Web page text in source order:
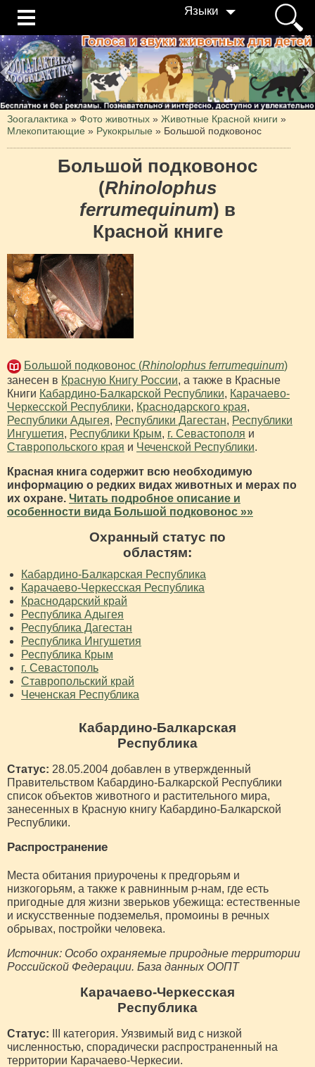
Языки
Зоогалактика » Фото животных » Животные Красной книги »
Млекопитающие » Рукокрылые » Большой подковонос
Большой подковонос
(Rhinolophus
ferrumequinum) в
Красной книге
Большой подковонос (Rhinolophus ferrumequinum)
занесен в Красную Книгу России, а также в Красные
Книги Кабардино-Балкарской Республики, Карачаево-
Черкесской Республики, Краснодарского края,
Республики Адыгея, Республики Дагестан, Республики
Ингушетия, Республики Крым, г. Севастополя и
Ставропольского края и Чеченской Республики.
Красная книга содержит всю необходимую
информацию о редких видах животных и мерах по
их охране. Читать подробное описание и
особенности вида Большой подковонос »»
Охранный статус по
областям:
Кабардино-Балкарская Республика
Карачаево-Черкесская Республика
Краснодарский край
Республика Адыгея
Республика Дагестан
Республика Ингушетия
Республика Крым
г. Севастополь
Ставропольский край
Чеченская Республика
Кабардино-Балкарская
Республика
Статус: 28.05.2004 добавлен в утвержденный
Правительством Кабардино-Балкарской Республики
список объектов животного и растительного мира,
занесенных в Красную книгу Кабардино-Балкарской
Республики.
Распространение
Места обитания приурочены к предгорьям и
низкогорьям, а также к равнинным р-нам, где есть
пригодные для жизни зверьков убежища: естественные
и искусственные подземелья, промоины в речных
обрывах, постройки человека.
Источник: Особо охраняемые природные территории
Российской Федерации. База данных ООПТ
Карачаево-Черкесская
Республика
Статус: III категория. Уязвимый вид с низкой
численностью, спорадически распространенный на
территории Карачаево-Черкесии.